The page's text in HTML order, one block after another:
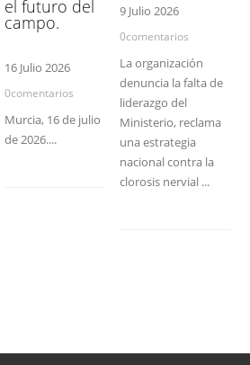
el futuro del
campo.
16 Julio 2026
0comentarios
Murcia, 16 de julio
de 2026....
9 Julio 2026
0comentarios
La organización
denuncia la falta de
liderazgo del
Ministerio, reclama
una estrategia
nacional contra la
clorosis nervial ...